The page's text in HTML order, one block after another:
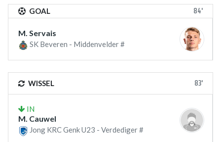
GOAL 84'
M. Servais
SK Beveren - Middenvelder #
WISSEL 83'
IN
M. Cauwel
Jong KRC Genk U23 - Verdediger #